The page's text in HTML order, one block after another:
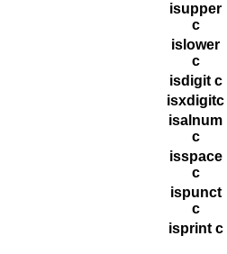
isupper
c
islower
c
isdigit c
isxdigitc
isalnum
c
isspace
c
ispunct
c
isprint c